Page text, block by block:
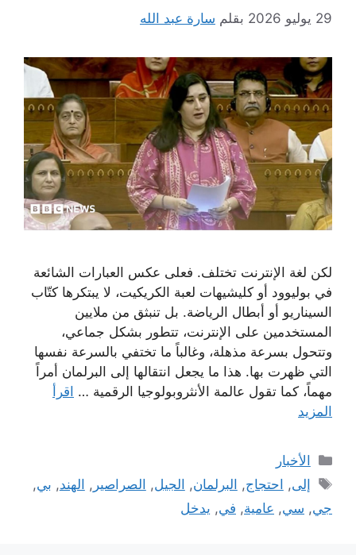
29 يوليو 2026 بقلم سارة عبد الله
لكن لغة الإنترنت تختلف. فعلى عكس العبارات الشائعة
في بوليوود أو كليشيهات لعبة الكريكيت، لا يبتكرها كتّاب
السيناريو أو أبطال الرياضة. بل تنبثق من ملايين
المستخدمين على الإنترنت، تتطور بشكل جماعي،
وتتحول بسرعة مذهلة، وغالباً ما تختفي بالسرعة نفسها
التي ظهرت بها. هذا ما يجعل انتقالها إلى البرلمان أمراً
مهماً، كما تقول عالمة الأنثروبولوجيا الرقمية … اقرأ
المزيد
التصنيفات
الأخبار
الوسوم
إلى, احتجاج, البرلمان, الجيل, الصراصير , الهند, بي,
جي, سي, عامية, في, يدخل